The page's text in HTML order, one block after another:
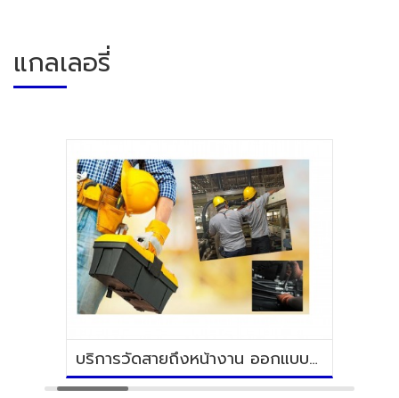
แกลเลอรี่
บริการวัดสายถึงหน้างาน ออกแบบและวางระบบสาย โดยทีมงานมืออาชีพ